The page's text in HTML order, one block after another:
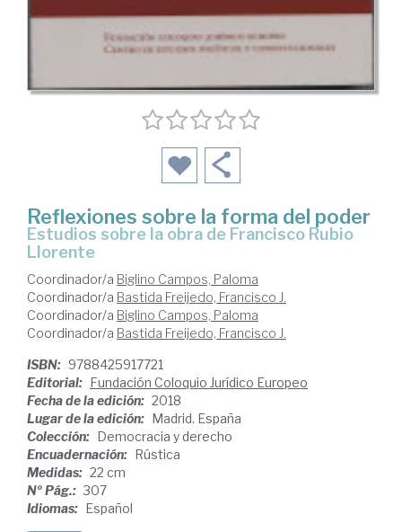
Reflexiones sobre la forma del poder
estudios sobre la obra de Francisco Rubio
Llorente
Coordinador/a Biglino Campos, Paloma
Coordinador/a Bastida Freijedo, Francisco J.
Coordinador/a Biglino Campos, Paloma
Coordinador/a Bastida Freijedo, Francisco J.
ISBN: 9788425917721
Editorial: Fundación Coloquio Jurídico Europeo
Fecha de la edición: 2018
Lugar de la edición: Madrid. España
Colección: Democracia y derecho
Encuadernación: Rústica
Medidas: 22 cm
Nº Pág.: 307
Idiomas: Español